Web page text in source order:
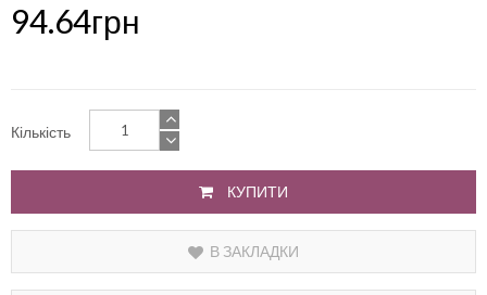
94.64грн
Кількість
КУПИТИ
В ЗАКЛАДКИ